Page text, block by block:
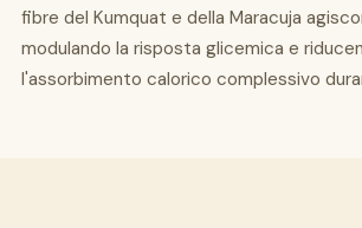
fibre del Kumquat e della Maracuja
modulando la risposta glicemica e
l'assorbimento calorico complessivo